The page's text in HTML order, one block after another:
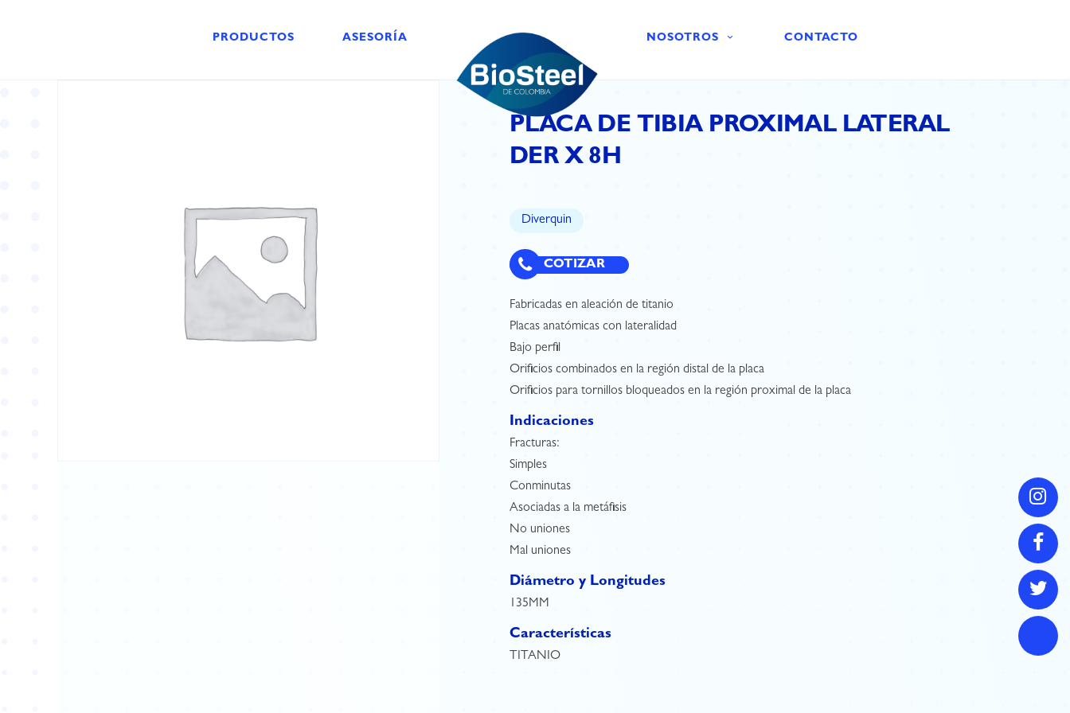
PRODUCTOS ASESORÍA NOSOTROS CONTACTO
PLACA DE TIBIA PROXIMAL LATERAL
DER X 8H
Diverquin
COTIZAR
Fabricadas en aleación de titanio
Placas anatómicas con lateralidad
Bajo perfil
Orificios combinados en la región distal de la placa
Orificios para tornillos bloqueados en la región proximal de la placa
Indicaciones
Fracturas:
Simples
Conminutas
Asociadas a la metáfisis
No uniones
Mal uniones
Diámetro y Longitudes
135MM
Características
TITANIO